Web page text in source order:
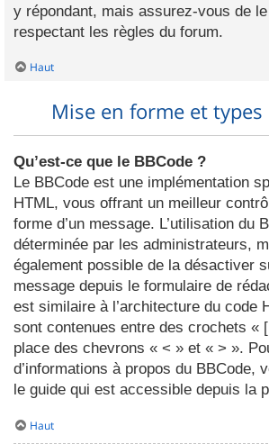
y répondant, mais assurez-vous de
respectant les règles du forum.
Haut
Mise en forme et
Qu’est-ce que le BBCode ?
Le BBCode est une implémentation
HTML, vous offrant un meilleur
forme d’un message. L’utilisation du
déterminée par les administrateurs,
également possible de la désactiver
message depuis le formulaire de
est similaire à l’architecture du code
sont contenues entre des crochets «
place des chevrons « < » et « > ».
d’informations à propos du BBCode,
le guide qui est accessible depuis la
Haut